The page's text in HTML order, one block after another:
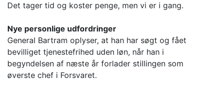
Det tager tid og koster penge, men vi er i gang.
Nye personlige udfordringer
General Bartram oplyser, at han har søgt og fået
bevilliget tjenestefrihed uden løn, når han i
begyndelsen af næste år forlader stillingen som
øverste chef i Forsvaret.